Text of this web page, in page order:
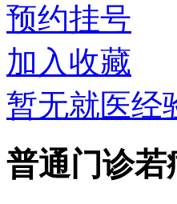
预约挂号
加入收藏
暂无就医经
普通门诊若